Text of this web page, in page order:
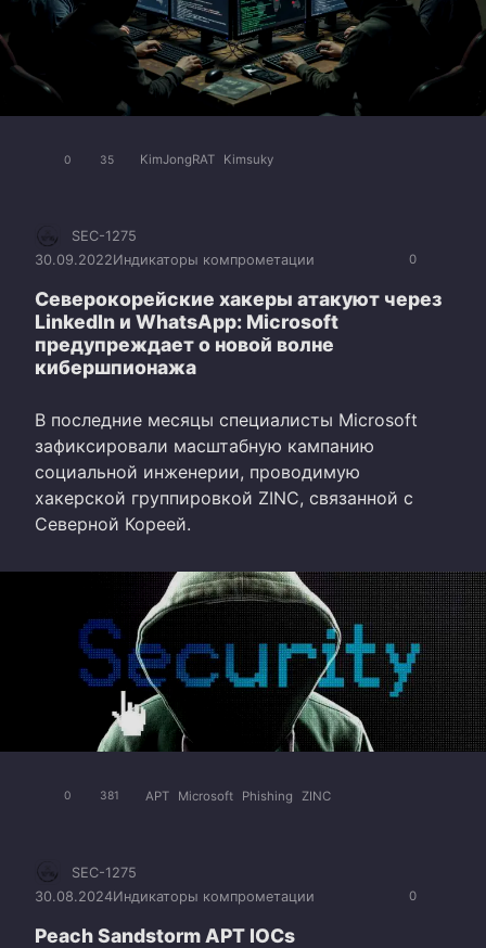
0 35 KimJongRAT Kimsuky
0
SEC-1275
30.09.2022Индикаторы компрометации
Северокорейские хакеры атакуют через
LinkedIn и WhatsApp: Microsoft
предупреждает о новой волне
кибершпионажа
В последние месяцы специалисты Microsoft
зафиксировали масштабную кампанию
социальной инженерии, проводимую
хакерской группировкой ZINC, связанной с
Северной Кореей.
0 381 APT Microsoft Phishing ZINC
0
SEC-1275
30.08.2024Индикаторы компрометации
Peach Sandstorm APT IOCs